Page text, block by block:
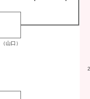
（山口）
2